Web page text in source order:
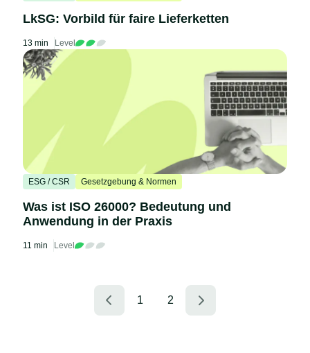
LkSG: Vorbild für faire Lieferketten
13 min Level
ESG / CSR Gesetzgebung & Normen
Was ist ISO 26000? Bedeutung und
Anwendung in der Praxis
11 min Level
1 2